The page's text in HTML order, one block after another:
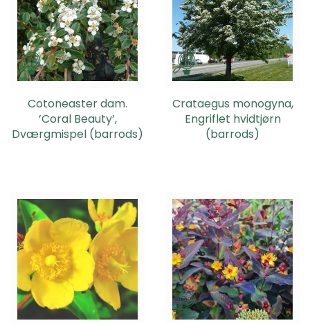
Cotoneaster dam.
’Coral Beauty’,
Dværgmispel (barrods)
Crataegus monogyna,
Engriflet hvidtjørn
(barrods)